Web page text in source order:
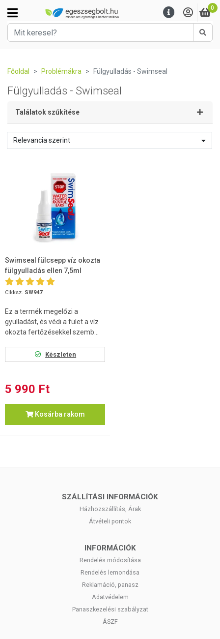
0
Főoldal Problémákra Fülgyulladás - Swimseal
Fülgyulladás - Swimseal
Találatok szűkítése
Relevancia szerint
Swimseal fülcsepp víz okozta
fülgyulladás ellen 7,5ml
Cikksz. SW947
Ez a termék megelőzi a
gyulladást, és védi a fület a víz
okozta fertőzésekkel szemb...
Készleten
5 990 Ft
Kosárba rakom
SZÁLLÍTÁSI INFORMÁCIÓK
Házhozszállítás, Árak
Átvételi pontok
INFORMÁCIÓK
Rendelés módosítása
Rendelés lemondása
Reklamáció, panasz
Adatvédelem
Panaszkezelési szabályzat
ÁSZF